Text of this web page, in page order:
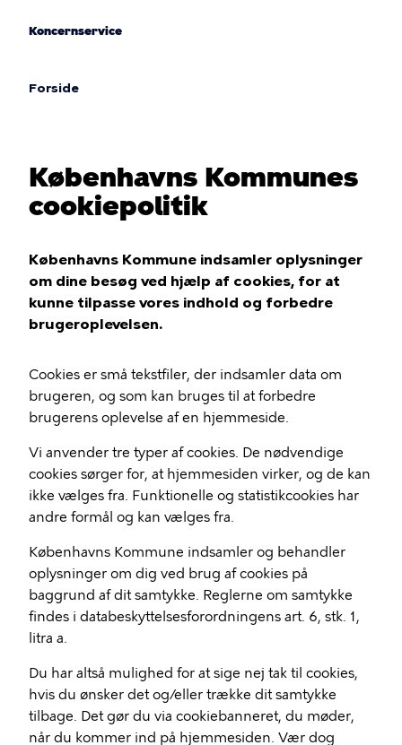
Koncernservice
Forside
Københavns Kommunes
cookiepolitik
Københavns Kommune indsamler oplysninger
om dine besøg ved hjælp af cookies, for at
kunne tilpasse vores indhold og forbedre
brugeroplevelsen.
Cookies er små tekstfiler, der indsamler data om
brugeren, og som kan bruges til at forbedre
brugerens oplevelse af en hjemmeside.
Vi anvender tre typer af cookies. De nødvendige
cookies sørger for, at hjemmesiden virker, og de kan
ikke vælges fra. Funktionelle og statistikcookies har
andre formål og kan vælges fra.
Københavns Kommune indsamler og behandler
oplysninger om dig ved brug af cookies på
baggrund af dit samtykke. Reglerne om samtykke
findes i databeskyttelsesforordningens art. 6, stk. 1,
litra a.
Du har altså mulighed for at sige nej tak til cookies,
hvis du ønsker det og/eller trække dit samtykke
tilbage. Det gør du via cookiebanneret, du møder,
når du kommer ind på hjemmesiden. Vær dog